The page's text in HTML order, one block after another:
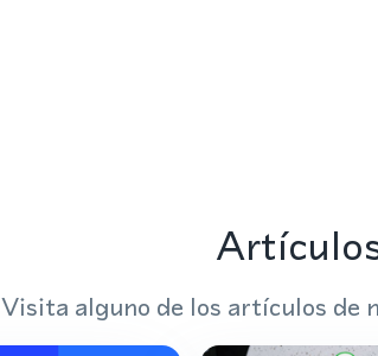
Visita alguno de los artículos